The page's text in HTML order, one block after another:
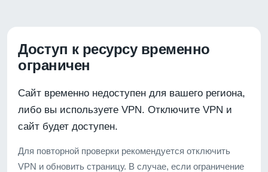
Доступ к ресурсу временно
ограничен
Сайт временно недоступен для вашего региона,
либо вы используете VPN. Отключите VPN и
сайт будет доступен.
Для повторной проверки рекомендуется отключить
VPN и обновить страницу. В случае, если ограничение